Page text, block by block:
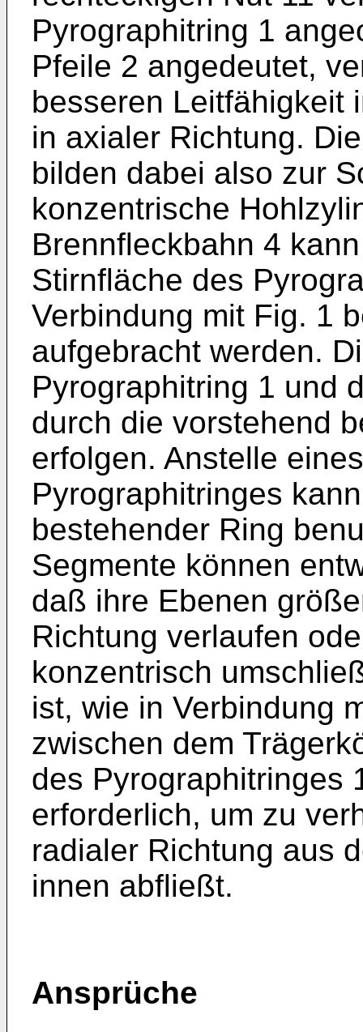
Pyrographitring 1
Pfeile 2 angedeutet,
besseren Leitfähigkeit
in axialer Richtung.
bilden dabei also zur
konzentrische
Brennfleckbahn 4
Stirnfläche des
Verbindung mit Fig. 1
aufgebracht werden.
Pyrographitring 1 und
durch die vorstehend
erfolgen. Anstelle
Pyrographitringes
bestehender Ring
Segmente können
daß ihre Ebenen
Richtung verlaufen
konzentrisch
ist, wie in Verbindung
zwischen dem
des Pyrographitringes
erforderlich, um zu
radialer Richtung aus
innen abfließt.
Ansprüche